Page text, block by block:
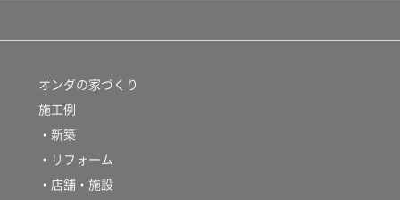
オンダの家づくり
施工例
・新築
・リフォーム
・店舗・施設